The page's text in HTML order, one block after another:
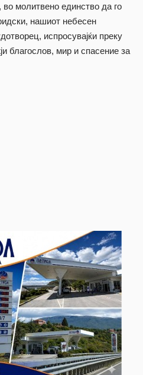
молитвено единство да го
нашиот небесен
испросувајќи преку
благослов, мир и спасение за